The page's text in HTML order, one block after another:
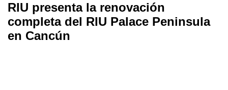
RIU presenta la renovación
completa del RIU Palace Peninsula
en Cancún